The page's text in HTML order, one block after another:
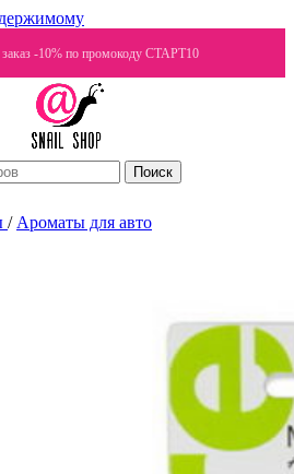
-10% по промокоду СТАРТ10
Поиск
/ Ароматы для авто